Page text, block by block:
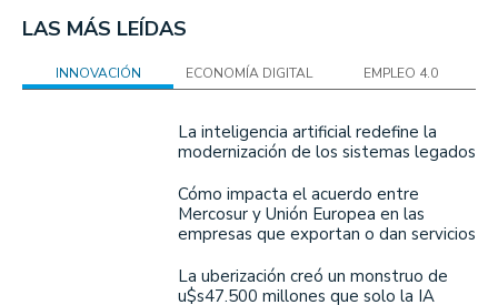
LAS MÁS LEÍDAS
INNOVACIÓN ECONOMÍA DIGITAL EMPLEO 4.0
La inteligencia artificial redefine la
modernización de los sistemas legados
Cómo impacta el acuerdo entre
Mercosur y Unión Europea en las
empresas que exportan o dan servicios
La uberización creó un monstruo de
u$s47.500 millones que solo la IA